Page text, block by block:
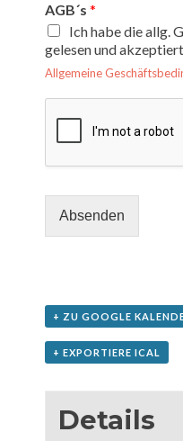
AGB´s *
Ich habe die allg.
gelesen und akzeptiert
Allgemeine
Absenden
+ ZU GOOGLE
+ EXPORTIERE ICAL
Details